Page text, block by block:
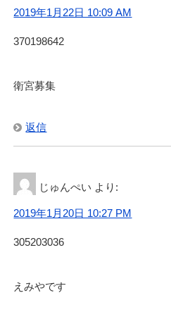
2019年1月22日 10:09 AM
370198642
衛宮募集
返信
じゅんぺい より:
2019年1月20日 10:27 PM
305203036
えみやです